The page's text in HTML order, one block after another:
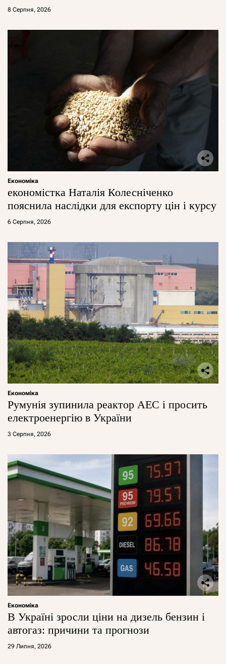
8 Серпня, 2026
Економіка
економістка Наталія Колесніченко
пояснила наслідки для експорту цін і курсу
6 Серпня, 2026
Економіка
Румунія зупинила реактор АЕС і просить
електроенергію в України
3 Серпня, 2026
Економіка
В Україні зросли ціни на дизель бензин і
автогаз: причини та прогнози
29 Липня, 2026